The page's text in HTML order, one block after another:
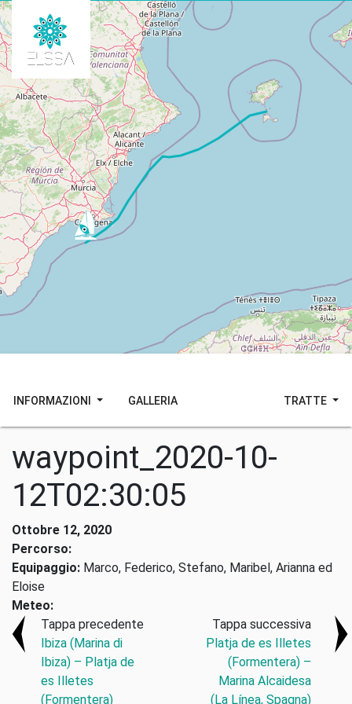
INFORMAZIONI GALLERIA TRATTE
waypoint_2020-10-
12T02:30:05
Ottobre 12, 2020
Percorso:
Equipaggio: Marco, Federico, Stefano, Maribel, Arianna ed
Eloise
Meteo:
Tappa precedente
Ibiza (Marina di
Ibiza) – Platja de
es Illetes
(Formentera)
Tappa successiva
Platja de es Illetes
(Formentera) –
Marina Alcaidesa
(La Línea, Spagna)